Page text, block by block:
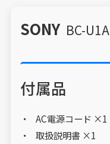
SONY BC-U1A
付属品
AC電源コード ×1
取扱説明書 ×1